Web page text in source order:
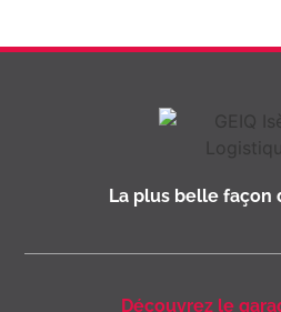
La plus belle façon
Découvrez le